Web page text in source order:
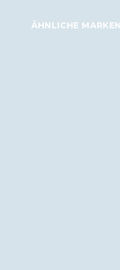
ÄHNLICHE